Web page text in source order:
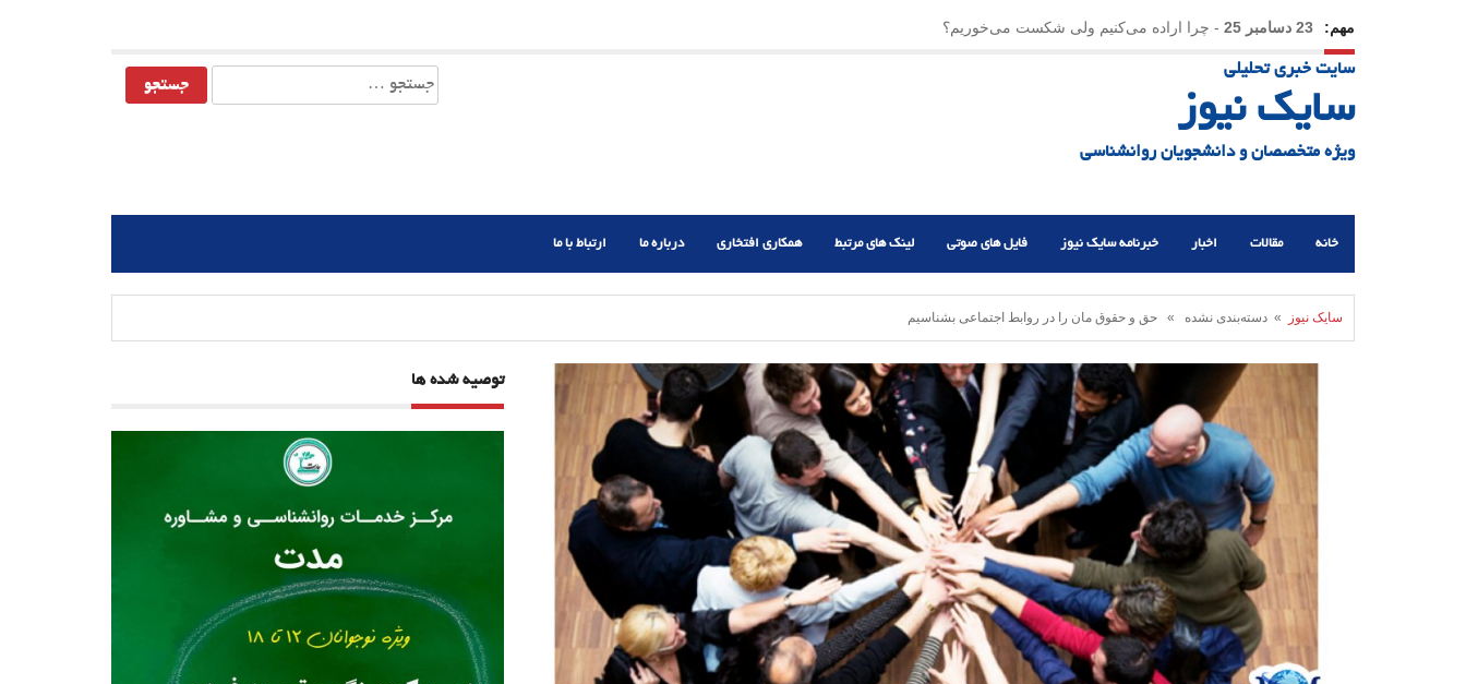
مهم: 23 دسامبر 25 - چرا اراده می‌کنیم ولی شکست می‌خوریم؟
21 دسامبر 25
سایت خبری تحلیلی
سایک نیوز
ویژه متخصصان و دانشجویان روانشناسی
جستجو
برای:
خانه مقالات اخبار خبرنامه سایک نیوز فایل های صوتی لینک های مرتبط همکاری افتخاری درباره ما ارتباط با ما
سایک نیوز » دسته‌بندی نشده » حق و حقوق مان را در روابط اجتماعی بشناسیم
توصیه شده ها